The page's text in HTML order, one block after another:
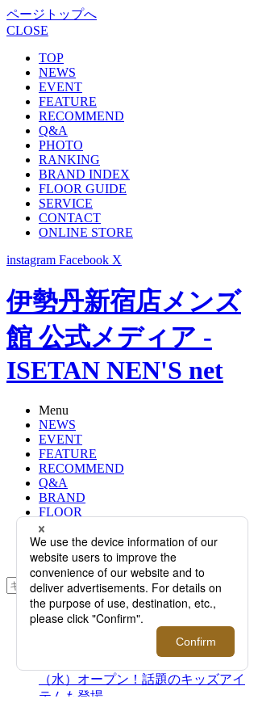
ページトップへ
CLOSE
TOP
NEWS
EVENT
FEATURE
RECOMMEND
Q&A
PHOTO
RANKING
BRAND INDEX
FLOOR GUIDE
SERVICE
CONTACT
ONLINE STORE
instagram Facebook X
伊勢丹新宿店メンズ
館 公式メディア -
ISETAN NEN'S net
Menu
NEWS
EVENT
FEATURE
RECOMMEND
Q&A
BRAND
FLOOR
RANKING
ONLINE STORE
SERVICE
検索
TOP
＜BALENCIAGA/バレンシアガ＞｜
（水）オープン！話題のキッズアイ
テムも登場